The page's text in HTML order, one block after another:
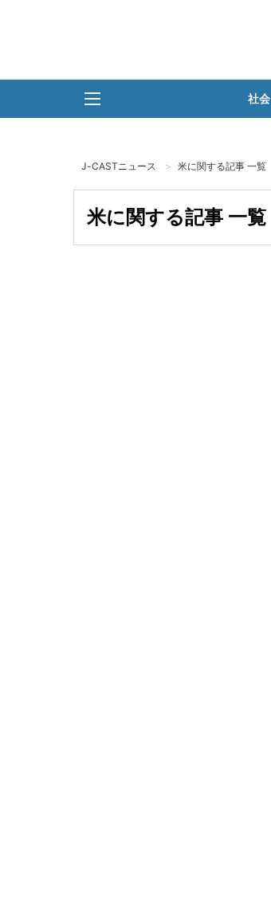
社会
J-CASTニュース 米に関する記事 一覧
米に関する記事 一覧